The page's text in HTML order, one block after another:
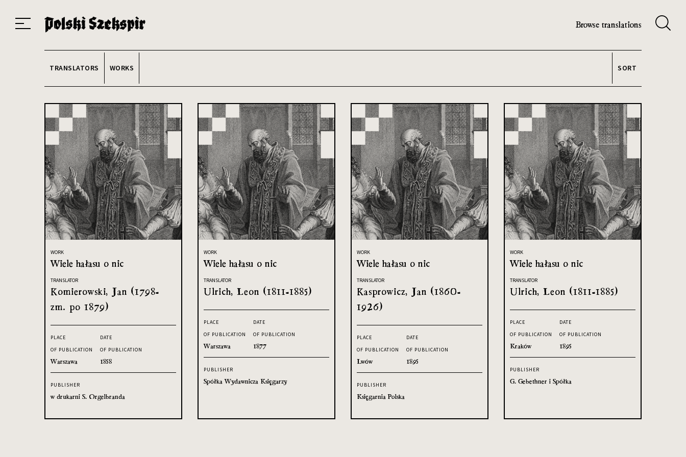
Browse translations
TRANSLATORS WORKS SORT
WORK
Wiele hałasu o nic
TRANSLATOR
Komierowski, Jan (1798-
zm. po 1879)
PLACE
OF PUBLICATION
Warszawa
DATE
OF PUBLICATION
1858
PUBLISHER
w drukarni S. Orgelbranda
WORK
Wiele hałasu o nic
TRANSLATOR
Ulrich, Leon (1811-1885)
PLACE
OF PUBLICATION
Warszawa
DATE
OF PUBLICATION
1877
PUBLISHER
Spółka Wydawnicza Księgarzy
WORK
Wiele hałasu o nic
TRANSLATOR
Kasprowicz, Jan (1860-
1926)
PLACE
OF PUBLICATION
Lwów
DATE
OF PUBLICATION
1895
PUBLISHER
Księgarnia Polska
WORK
Wiele hałasu o nic
TRANSLATOR
Ulrich, Leon (1811-1885)
PLACE
OF PUBLICATION
Kraków
DATE
OF PUBLICATION
1895
PUBLISHER
G. Gebethner i Spółka